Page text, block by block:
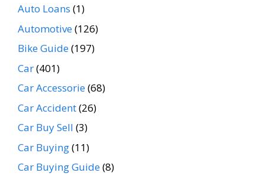
Auto Loans (1)
Automotive(126)
Bike Guide(197)
Car(401)
Car Accessorie(68)
Car Accident(26)
Car Buy Sell (3)
Car Buying(11)
Car Buying Guide(8)